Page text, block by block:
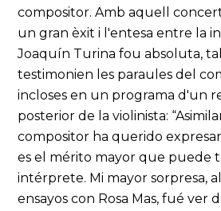
compositor. Amb aquell
un gran èxit i l'entesa entre la
Joaquín Turina fou absoluta,
testimonien les paraules del
incloses en un programa d'un
posterior de la violinista:
compositor ha querido
es el mérito mayor que puede
intérprete. Mi mayor sorpresa,
ensayos con Rosa Mas, fué ver